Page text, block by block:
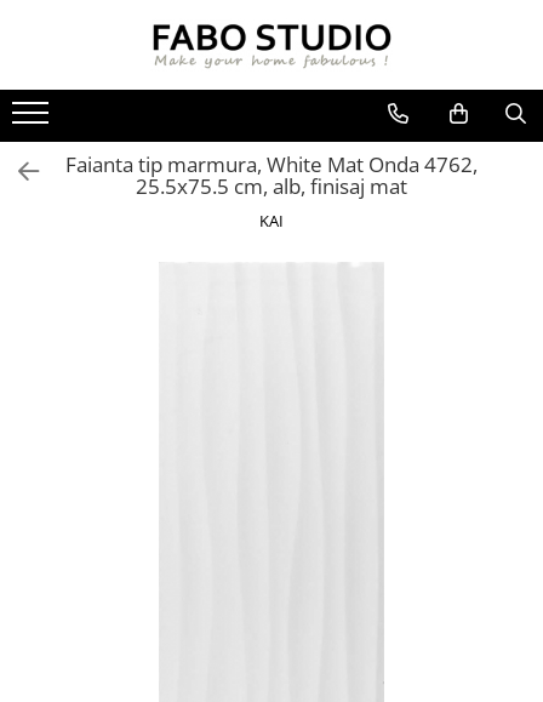
GRESIE INTERIOR
GRESIE EXTERIOR
FAIANTA
PIESE DECORATIVE
CANAPELE
CUIEREFaianta tip marmura, White Mat Onda 4762,
25.5x75.5 cm, alb, finisaj mat
KAI